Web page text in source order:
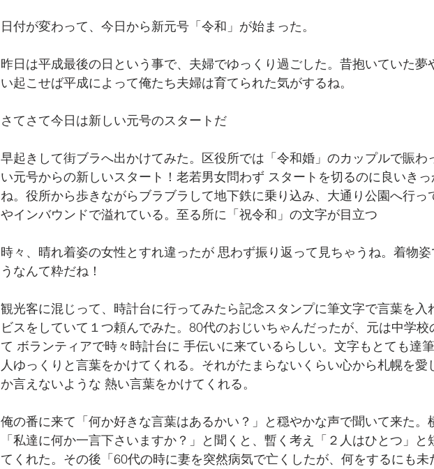
日付が変わって、今日から新元号「令和」が始まった。
昨日は平成最後の日という事で、夫婦でゆっくり過ごした。昔抱いていた夢
い起こせば平成によって俺たち夫婦は育てられた気がするね。
さてさて今日は新しい元号のスタートだ
早起きして街ブラへ出かけてみた。区役所では「令和婚」のカップルで賑わ
い元号からの新しいスタート！老若男女問わず スタートを切るのに良いきっ
ね。役所から歩きながらブラブラして地下鉄に乗り込み、大通り公園へ行っ
やインバウンドで溢れている。至る所に「祝令和」の文字が目立つ
時々、晴れ着姿の女性とすれ違ったが 思わず振り返って見ちゃうね。着物姿
うなんて粋だね！
観光客に混じって、時計台に行ってみたら記念スタンプに筆文字で言葉を入
ビスをしていて１つ頼んでみた。80代のおじいちゃんだったが、元は中学校
て ボランティアで時々時計台に 手伝いに来ているらしい。文字もとても達
人ゆっくりと言葉をかけてくれる。それがたまらないくらい心から札幌を愛
か言えないような 熱い言葉をかけてくれる。
俺の番に来て「何か好きな言葉はあるかい？」と穏やかな声で聞いて来た。
「私達に何か一言下さいますか？」と聞くと、暫く考え「２人はひとつ」と
てくれた。その後「60代の時に妻を突然病気で亡くしたが、何をするにも未